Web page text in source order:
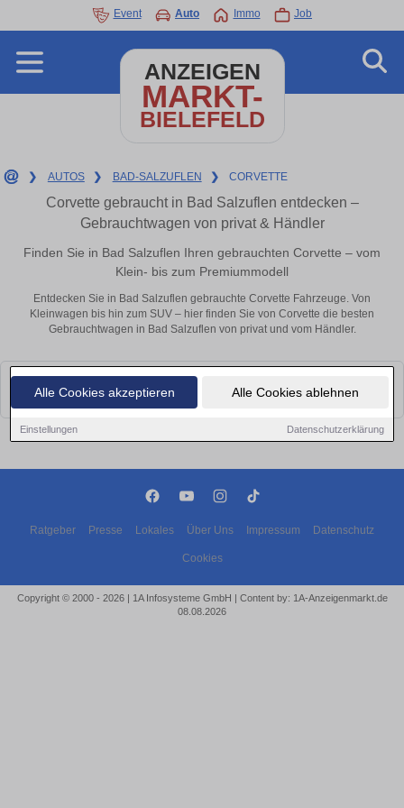
Alle Cookies akzeptieren Alle Cookies ablehnen
Einstellungen Datenschutzerklärung
Event Auto Immo Job
ANZEIGEN
MARKT-
BIELEFELD
❯ AUTOS ❯ BAD-SALZUFLEN ❯ CORVETTE
Corvette gebraucht in Bad Salzuflen entdecken –
Gebrauchtwagen von privat & Händler
Finden Sie in Bad Salzuflen Ihren gebrauchten Corvette – vom
Klein- bis zum Premiummodell
Entdecken Sie in Bad Salzuflen gebrauchte Corvette Fahrzeuge. Von
Kleinwagen bis hin zum SUV – hier finden Sie von Corvette die besten
Gebrauchtwagen in Bad Salzuflen von privat und vom Händler.
Leider konnten wir derzeit keine passenden Autos finden. Schauen Sie
bald wieder vorbei!
Ratgeber Presse Lokales Über Uns Impressum Datenschutz
Cookies
Copyright © 2000 - 2026 | 1A Infosysteme GmbH | Content by: 1A-Anzeigenmarkt.de
08.08.2026